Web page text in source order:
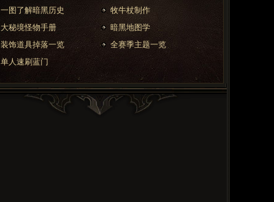
一图了解暗黑历史
牧牛杖制作
大秘境怪物手册
暗黑地图学
装饰道具掉落一览
全赛季主题一览
单人速刷蓝门